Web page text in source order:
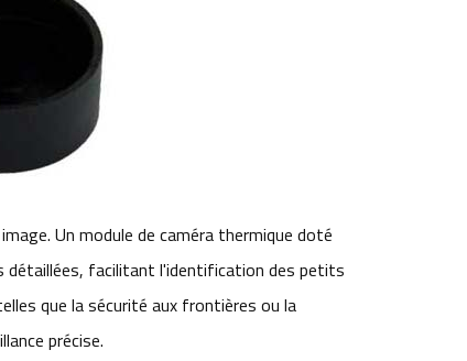
Un module de caméra thermique doté
détaillées, facilitant l'identification des petits
que la sécurité aux frontières ou la
précise.